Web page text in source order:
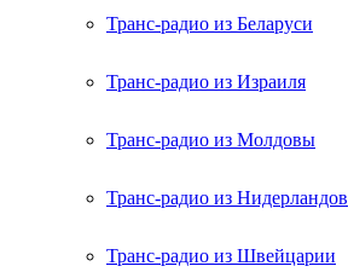
Транс-радио из Беларуси
Транс-радио из Израиля
Транс-радио из Молдовы
Транс-радио из Нидерландов
Транс-радио из Швейцарии